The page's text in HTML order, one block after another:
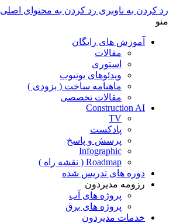
رد کردن به ناوبری رد کردن به محتوای اصلی
منو
آموزش های رایگان
مقالات
استوری
ویدئوهای یوتیوب
ماهنامه ساخت ( بزودی )
مقالات تخصصی
Construction AI
TV
پادکست
پرسش و پاسخ
Infographic
Roadmap ( نقشه راه )
دوره های تدریس شده
رزومه مدیردون
پروژه های آب
پروژه های برق
خدمات مدیردون